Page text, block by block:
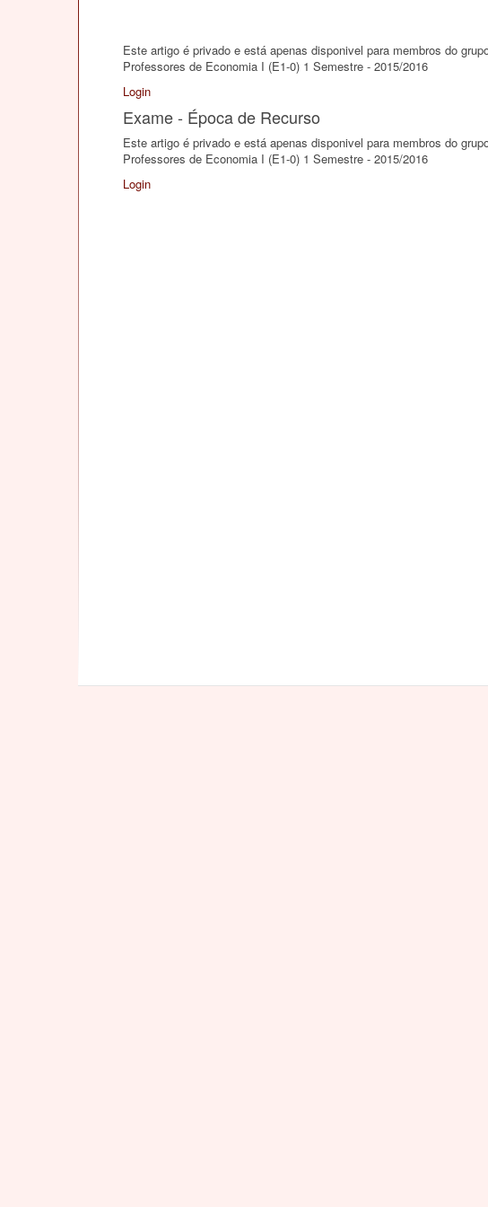
Este artigo é privado e está apenas disponivel para membros do
Professores de Economia I (E1-0) 1 Semestre - 2015/2016
Login
Exame - Época de Recurso
Este artigo é privado e está apenas disponivel para membros do
Professores de Economia I (E1-0) 1 Semestre - 2015/2016
Login